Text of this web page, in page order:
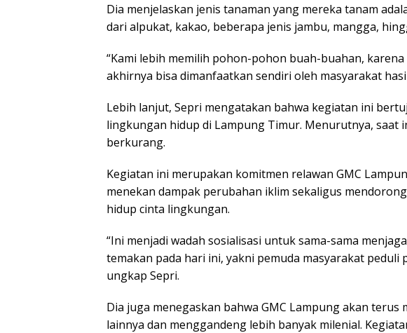
Dia menjelaskan jenis tanaman yang mereka tanam
dari alpukat, kakao, beberapa jenis jambu, mangga,
“Kami lebih memilih pohon-pohon buah-buahan,
akhirnya bisa dimanfaatkan sendiri oleh masyarakat
Lebih lanjut, Sepri mengatakan bahwa kegiatan ini
lingkungan hidup di Lampung Timur. Menurutnya, saat
berkurang.
Kegiatan ini merupakan komitmen relawan GMC
menekan dampak perubahan iklim sekaligus
hidup cinta lingkungan.
“Ini menjadi wadah sosialisasi untuk sama-sama
temakan pada hari ini, yakni pemuda masyarakat peduli
ungkap Sepri.
Dia juga menegaskan bahwa GMC Lampung akan
lainnya dan menggandeng lebih banyak milenial.